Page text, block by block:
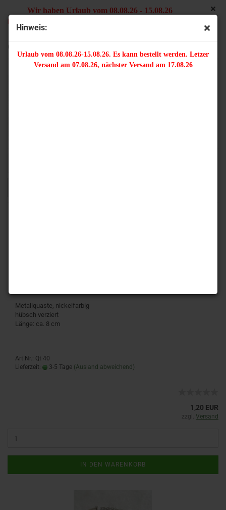
Hinweis:
Urlaub vom 08.08.26-15.08.26. Es kann bestellt werden. Letzer
Versand am 07.08.26, nächster Versand am 17.08.26
Wir haben Urlaub vom 08.08.26 - 15.08.26
Es kann bestellt werden. Letzter Versand am 07.08.26,
Quasten
Metallquaste, nickelfarbig
hübsch verziert
Länge: ca. 8 cm
Art.Nr.: Qt 40
Lieferzeit:
3-5 Tage (Ausland abweichend)
1,20 EUR
zzgl. Versand
IN DEN WARENKORB